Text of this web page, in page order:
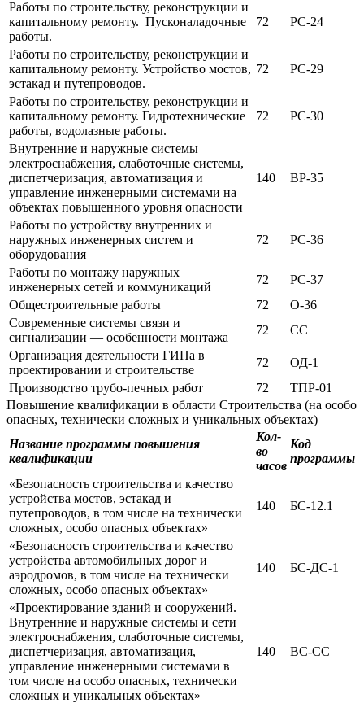
Работы по строительству, реконструкции и
капитальному ремонту. Пусконаладочные
работы.
72 РС-24
Работы по строительству, реконструкции и
капитальному ремонту. Устройство мостов,
эстакад и путепроводов.
72 РС-29
Работы по строительству, реконструкции и
капитальному ремонту. Гидротехнические
работы, водолазные работы.
72 РС-30
Внутренние и наружные системы
электроснабжения, слаботочные системы,
диспетчеризация, автоматизация и
управление инженерными системами на
объектах повышенного уровня опасности
140 ВР-35
Работы по устройству внутренних и
наружных инженерных систем и
оборудования
72 РС-36
Работы по монтажу наружных
инженерных сетей и коммуникаций
72
РС-37
Общестроительные работы
72
О-36
Современные системы связи и
сигнализации — особенности монтажа
72
СС
Организация деятельности ГИПа в
проектировании и строительстве
72
ОД-1
Производство трубо-печных работ
72
ТПР-01
Повышение квалификации в области Строительства (на особо
опасных, технически сложных и уникальных объектах)
Название программы повышения
квалификации
Кол-
во
часов
Код
программы
«Безопасность строительства и качество
устройства мостов, эстакад и
путепроводов, в том числе на технически
сложных, особо опасных объектах»
140 БС-12.1
«Безопасность строительства и качество
устройства автомобильных дорог и
аэродромов, в том числе на технически
сложных, особо опасных объектах»
140 БС-ДС-1
«Проектирование зданий и сооружений.
Внутренние и наружные системы и сети
электроснабжения, слаботочные системы,
диспетчеризация, автоматизация,
управление инженерными системами в
том числе на особо опасных, технически
сложных и уникальных объектах»
140 ВС-СС